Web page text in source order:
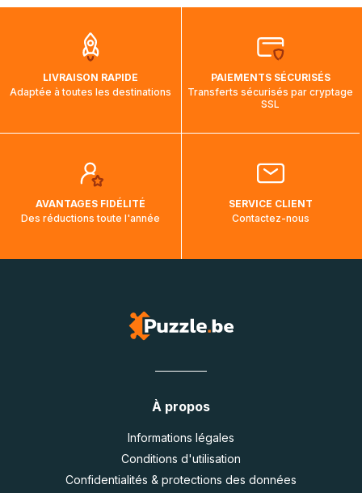
aura touché terre.
LIVRAISON RAPIDE
Adaptée à toutes les destinations
PAIEMENTS SÉCURISÉS
Transferts sécurisés par cryptage
SSL
AVANTAGES FIDÉLITÉ
Des réductions toute l'année
SERVICE CLIENT
Contactez-nous
À propos
Informations légales
Conditions d'utilisation
Confidentialités & protections des données